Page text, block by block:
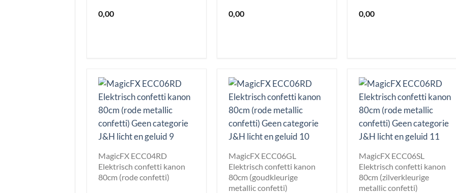
0,00 0,00 0,00
MagicFX ECC04RD
Elektrisch confetti kanon
80cm (rode confetti)
MagicFX ECC06GL
Elektrisch confetti kanon
80cm (goudkleurige
metallic confetti)
MagicFX ECC06SL
Elektrisch confetti kanon
80cm (zilverkleurige
metallic confetti)